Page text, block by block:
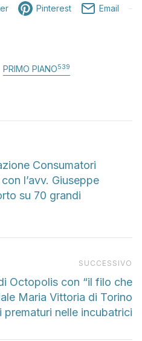
Pinterest Email
PRIMO PIANO539
Consumatori
l’avv. Giuseppe
su 70 grandi
SUCCESSIVO
Octopolis con “il filo che
Maria Vittoria di Torino
prematuri nelle incubatrici